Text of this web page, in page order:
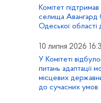
Комітет
селища Авангард
Одеської області
10 липня 2026
У Комітеті
питань адаптації
місцевих
до сучасних умов